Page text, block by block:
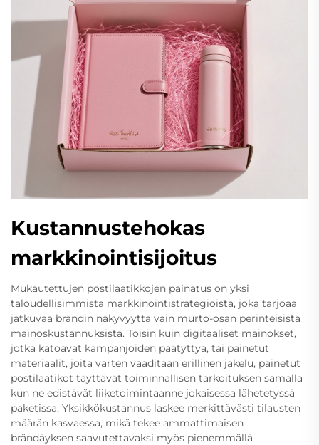
Kustannustehokas
markkinointisijoitus
Mukautettujen postilaatikkojen painatus on yksi
taloudellisimmista markkinointistrategioista, joka tarjoaa
jatkuvaa brändin näkyvyyttä vain murto-osan perinteisistä
mainoskustannuksista. Toisin kuin digitaaliset mainokset,
jotka katoavat kampanjoiden päätyttyä, tai painetut
materiaalit, joita varten vaaditaan erillinen jakelu, painetut
postilaatikot täyttävät toiminnallisen tarkoituksen samalla
kun ne edistävät liiketoimintaanne jokaisessa lähetetyssä
paketissa. Yksikkökustannus laskee merkittävästi tilausten
määrän kasvaessa, mikä tekee ammattimaisen
brändäyksen saavutettavaksi myös pienemmällä